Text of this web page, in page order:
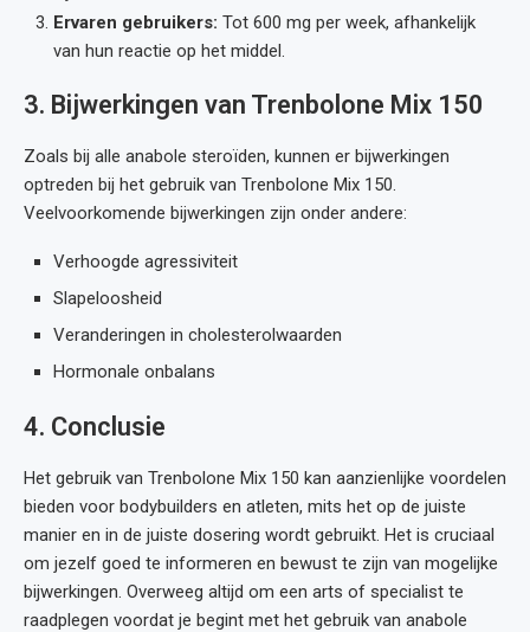
Ervaren gebruikers: Tot 600 mg per week, afhankelijk
van hun reactie op het middel.
3. Bijwerkingen van Trenbolone Mix 150
Zoals bij alle anabole steroïden, kunnen er bijwerkingen
optreden bij het gebruik van Trenbolone Mix 150.
Veelvoorkomende bijwerkingen zijn onder andere:
Verhoogde agressiviteit
Slapeloosheid
Veranderingen in cholesterolwaarden
Hormonale onbalans
4. Conclusie
Het gebruik van Trenbolone Mix 150 kan aanzienlijke voordelen
bieden voor bodybuilders en atleten, mits het op de juiste
manier en in de juiste dosering wordt gebruikt. Het is cruciaal
om jezelf goed te informeren en bewust te zijn van mogelijke
bijwerkingen. Overweeg altijd om een arts of specialist te
raadplegen voordat je begint met het gebruik van anabole